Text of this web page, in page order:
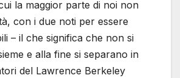
la maggior parte di noi non
con i due noti per essere
– il che significa che non si
e alla fine si separano in
del Lawrence Berkeley